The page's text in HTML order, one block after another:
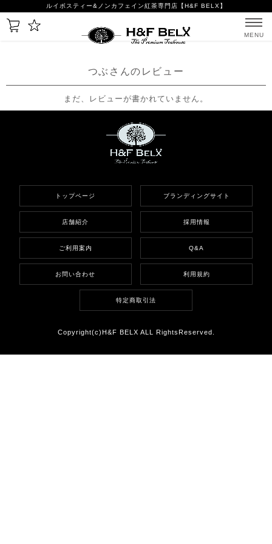
ルイボスティー&ノンカフェイン紅茶専門店【H&F BELX】
MENU
つぶさんのレビュー
まだ、レビューが書かれていません。
トップページ ブランディングサイト
店舗紹介 採用情報
ご利用案内 Q&A
お問い合わせ 利用規約
特定商取引法
Copyright(c)H&F BELX ALL RightsReserved.